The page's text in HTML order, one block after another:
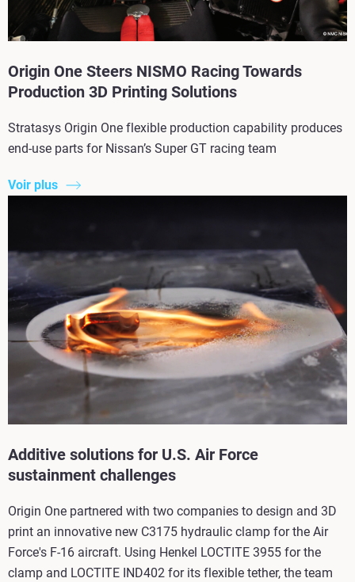
Origin One Steers NISMO Racing Towards
Production 3D Printing Solutions
Stratasys Origin One flexible production capability produces
end-use parts for Nissan’s Super GT racing team
Voir plus
Additive solutions for U.S. Air Force
sustainment challenges
Origin One partnered with two companies to design and 3D
print an innovative new C3175 hydraulic clamp for the Air
Force's F-16 aircraft. Using Henkel LOCTITE 3955 for the
clamp and LOCTITE IND402 for its flexible tether, the team